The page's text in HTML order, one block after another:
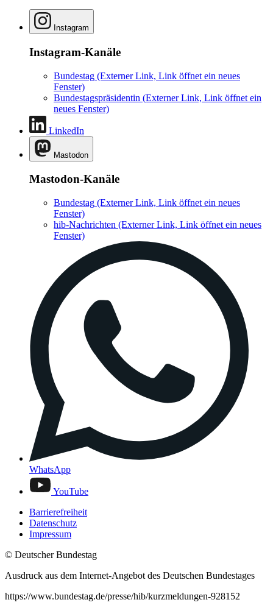
Instagram
Instagram-Kanäle
Bundestag (Externer Link, Link öffnet ein neues
Fenster)
Bundestagspräsidentin (Externer Link, Link öffnet ein
neues Fenster)
LinkedIn
Mastodon
Mastodon-Kanäle
Bundestag (Externer Link, Link öffnet ein neues
Fenster)
hib-Nachrichten (Externer Link, Link öffnet ein neues
Fenster)
WhatsApp
YouTube
Barrierefreiheit
Datenschutz
Impressum
© Deutscher Bundestag
Ausdruck aus dem Internet-Angebot des Deutschen Bundestages
https://www.bundestag.de/presse/hib/kurzmeldungen-928152